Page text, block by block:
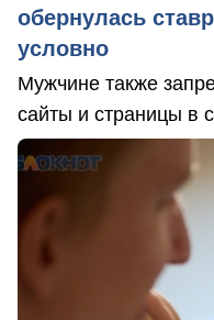
обернулась
условно
Мужчине также
сайты и страницы в